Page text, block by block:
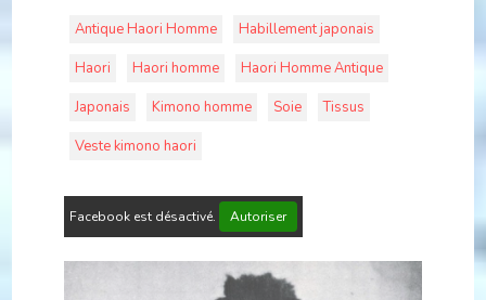
Antique Haori Homme
Habillement japonais
Haori
Haori homme
Haori Homme Antique
Japonais
Kimono homme Soie
Tissus
Veste kimono haori
Facebook est désactivé. Autoriser